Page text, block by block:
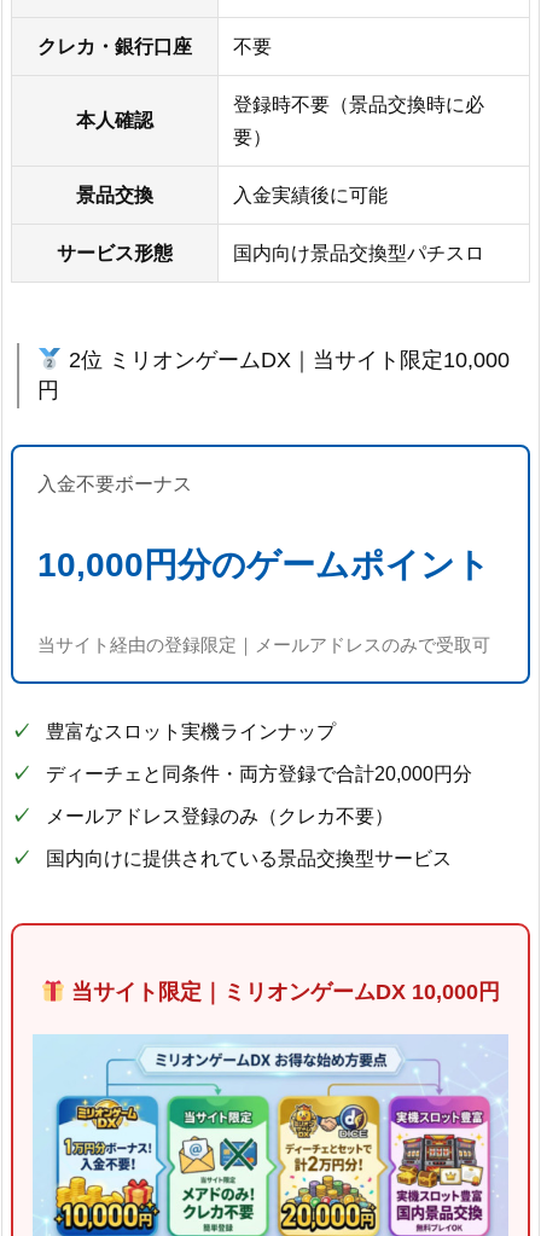
クレカ・銀行口座 不要
本人確認
登録時不要（景品交換時に必
要）
景品交換 入金実績後に可能
サービス形態 国内向け景品交換型パチスロ
2位 ミリオンゲームDX｜当サイト限定10,000
円
入金不要ボーナス
10,000円分のゲームポイント
当サイト経由の登録限定｜メールアドレスのみで受取可
豊富なスロット実機ラインナップ
ディーチェと同条件・両方登録で合計20,000円分
メールアドレス登録のみ（クレカ不要）
国内向けに提供されている景品交換型サービス
当サイト限定｜ミリオンゲームDX 10,000円